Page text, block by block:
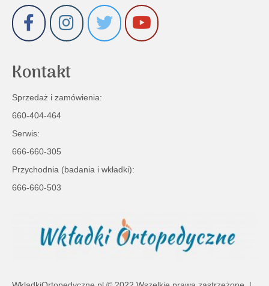
Kontakt
Sprzedaż i zamówienia:
660-404-464
Serwis:
666-660-305
Przychodnia (badania i wkładki):
666-660-503